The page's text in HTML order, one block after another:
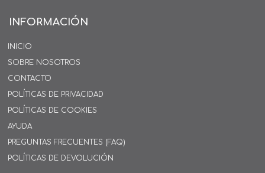
INFORMACIÓN
INICIO
SOBRE NOSOTROS
CONTACTO
POLÍTICAS DE PRIVACIDAD
POLÍTICAS DE COOKIES
AYUDA
PREGUNTAS FRECUENTES (FAQ)
POLÍTICAS DE DEVOLUCIÓN